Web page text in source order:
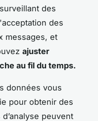
des
des
messages, et
ajuster
au fil du temps.
données vous
pour obtenir des
peuvent